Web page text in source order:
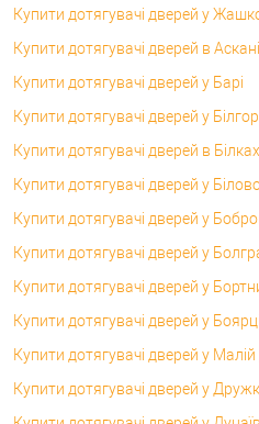
Купити дотягувачі дверей у
Купити дотягувачі дверей в
Купити дотягувачі дверей у Барі
Купити дотягувачі дверей у
Купити дотягувачі дверей в Білках
Купити дотягувачі дверей у
Купити дотягувачі дверей у
Купити дотягувачі дверей у
Купити дотягувачі дверей у
Купити дотягувачі дверей у Боярці
Купити дотягувачі дверей у Малій
Купити дотягувачі дверей у